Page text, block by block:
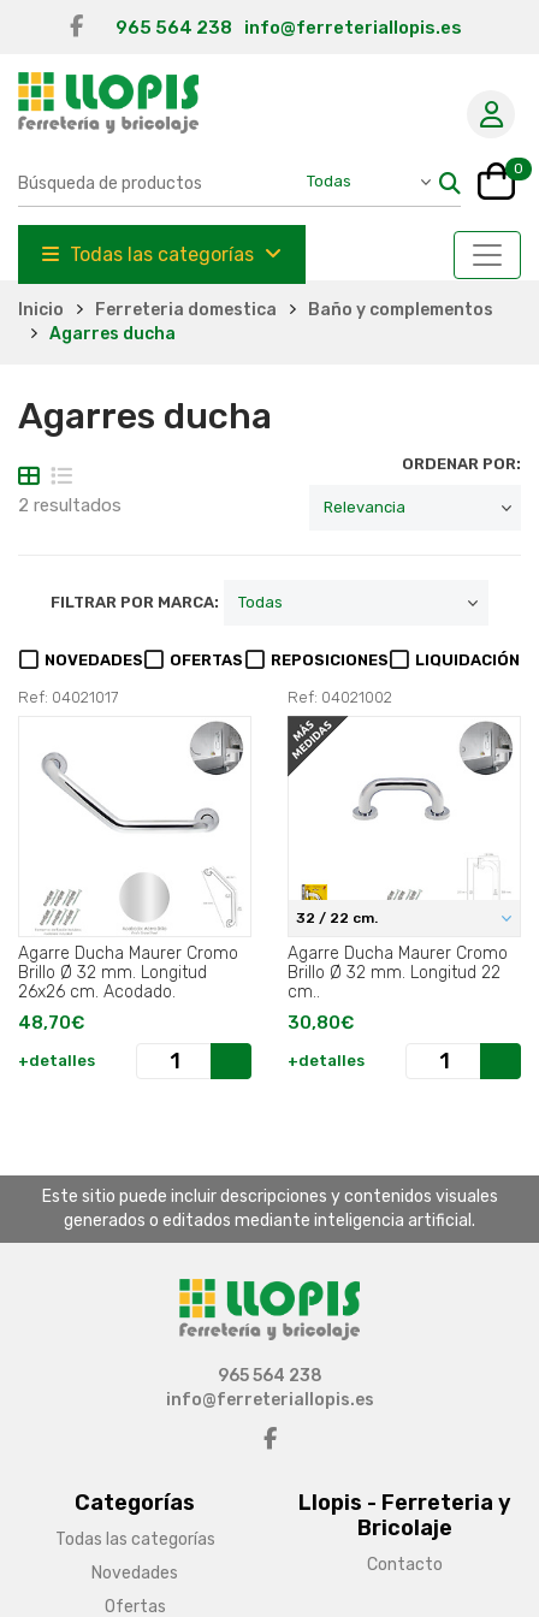
965 564 238 info@ferreteriallopis.es
0
Todas las categorías
Inicio Ferreteria domestica
Baño y complementos
Agarres ducha
Agarres ducha
2 resultados
ORDENAR POR:
FILTRAR POR MARCA:
NOVEDADES OFERTAS REPOSICIONES LIQUIDACIÓN
Ref: 04021017
Agarre Ducha Maurer Cromo
Brillo Ø 32 mm. Longitud
26x26 cm. Acodado.
48,70€
+detalles
Ref: 04021002
32 / 22 cm.
Agarre Ducha Maurer Cromo
Brillo Ø 32 mm. Longitud 22
cm..
30,80€
+detalles
Este sitio puede incluir descripciones y contenidos visuales
generados o editados mediante inteligencia artificial.
Categorías
Todas las categorías
Novedades
Ofertas
Llopis - Ferreteria y
Bricolaje
Contacto
965 564 238
info@ferreteriallopis.es